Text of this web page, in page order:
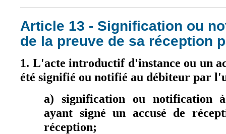
Article 13 - Signification ou
de la preuve de sa réception
1. L'acte introductif d'instance ou un
été signifié ou notifié au débiteur par
a) signification ou notification
ayant signé un accusé de
réception;